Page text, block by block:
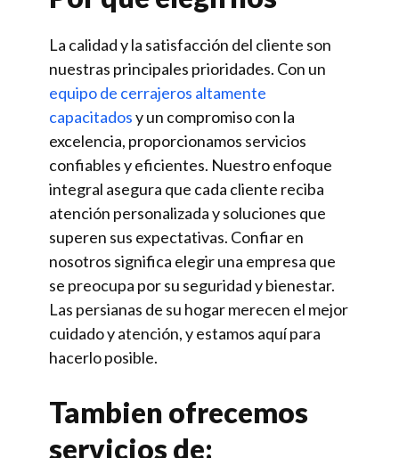
La calidad y la satisfacción del cliente son
nuestras principales prioridades. Con un
equipo de cerrajeros altamente
capacitadosy un compromiso con la
excelencia, proporcionamos servicios
confiables y eficientes. Nuestro enfoque
integral asegura que cada cliente reciba
atención personalizada y soluciones que
superen sus expectativas. Confiar en
nosotros significa elegir una empresa que
se preocupa por su seguridad y bienestar.
Las persianas de su hogar merecen el mejor
cuidado y atención, y estamos aquí para
hacerlo posible.
Tambien ofrecemos
servicios de: